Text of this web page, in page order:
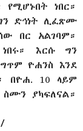
ነበር።
ድኅነት ሊፈጽሙ
በር አልገባም።
እርሱ ግን
ዮሐንስ እንደ
በዮሐ. 10 ላይም
ያካፍለናል።